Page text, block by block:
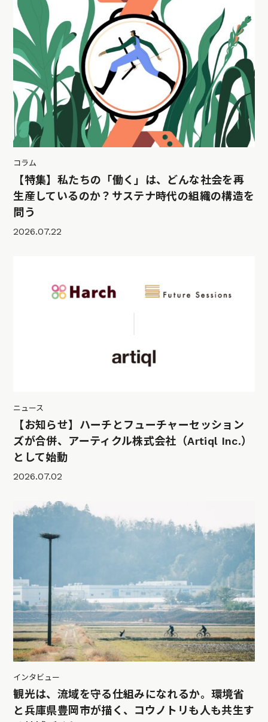
コラム
【特集】私たちの「働く」は、どんな社会を再
生産しているのか？サステナ時代の組織の構造を
問う
2026.07.22
ニュース
【お知らせ】ハーチとフューチャーセッション
ズが合併、アーティクル株式会社（Artiql Inc.）
として始動
2026.07.02
インタビュー
観光は、流域を守る仕組みになれるか。環境省
と兵庫県豊岡市が描く、コウノトリも人も共生す